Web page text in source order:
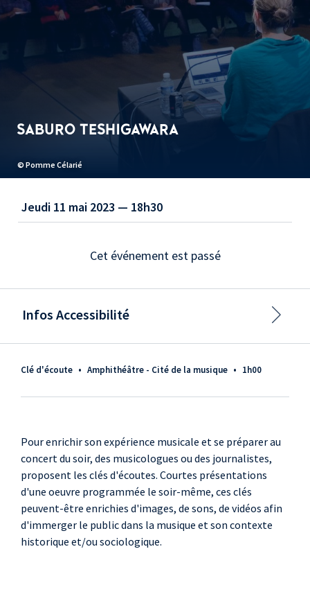
© Pomme Célarié
SABURO TESHIGAWARA
Clé d'écoute • Amphithéâtre - Cité de la musique • 1h00
Pour enrichir son expérience musicale et se préparer au
concert du soir, des musicologues ou des journalistes,
proposent les clés d'écoutes. Courtes présentations
d'une oeuvre programmée le soir-même, ces clés
peuvent-être enrichies d'images, de sons, de vidéos afin
d'immerger le public dans la musique et son contexte
historique et/ou sociologique.
Jeudi 11 mai 2023 — 18h30
Cet événement est passé
Infos Accessibilité